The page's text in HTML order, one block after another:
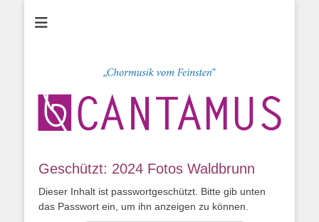
Geschützt: 2024 Fotos Waldbrunn
Dieser Inhalt ist passwortgeschützt. Bitte gib unten
das Passwort ein, um ihn anzeigen zu können.